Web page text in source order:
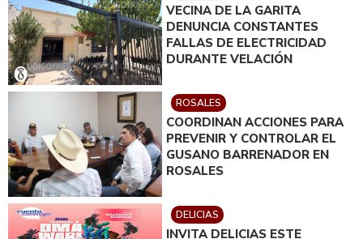
VECINA DE LA GARITA
DENUNCIA CONSTANTES
FALLAS DE ELECTRICIDAD
DURANTE VELACIÓN
ROSALES
COORDINAN ACCIONES PARA
PREVENIR Y CONTROLAR EL
GUSANO BARRENADOR EN
ROSALES
DELICIAS
INVITA DELICIAS ESTE